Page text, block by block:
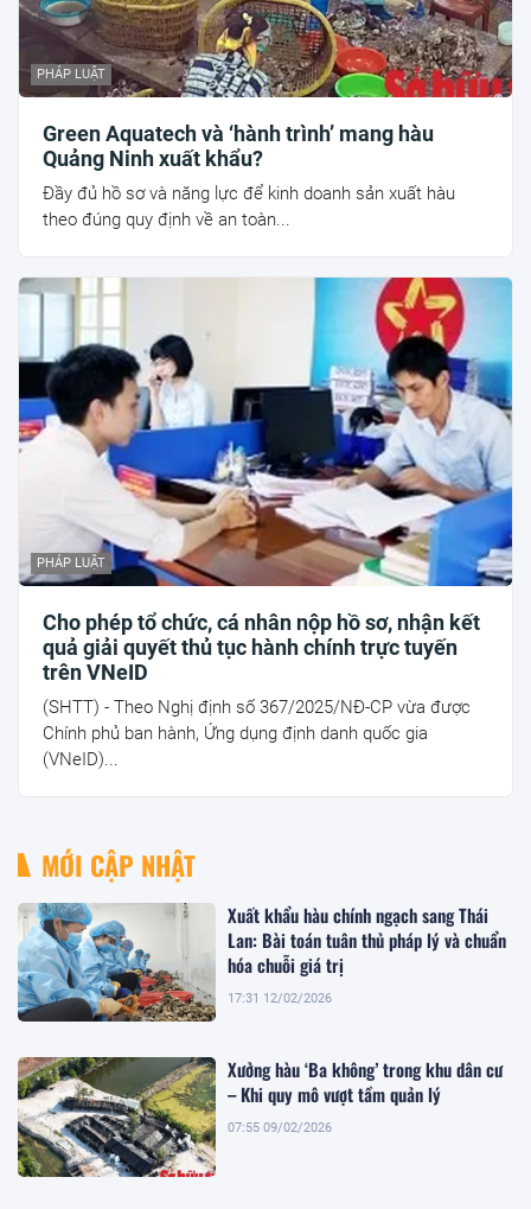
PHÁP LUẬT
Green Aquatech và ‘hành trình’ mang hàu
Quảng Ninh xuất khẩu?
Đầy đủ hồ sơ và năng lực để kinh doanh sản xuất hàu
theo đúng quy định về an toàn...
PHÁP LUẬT
Cho phép tổ chức, cá nhân nộp hồ sơ, nhận kết
quả giải quyết thủ tục hành chính trực tuyến
trên VNeID
(SHTT) - Theo Nghị định số 367/2025/NĐ-CP vừa được
Chính phủ ban hành, Ứng dụng định danh quốc gia
(VNeID)...
MỚI CẬP NHẬT
Xuất khẩu hàu chính ngạch sang Thái
Lan: Bài toán tuân thủ pháp lý và chuẩn
hóa chuỗi giá trị
17:31 12/02/2026
Xưởng hàu ‘Ba không’ trong khu dân cư
– Khi quy mô vượt tầm quản lý
07:55 09/02/2026